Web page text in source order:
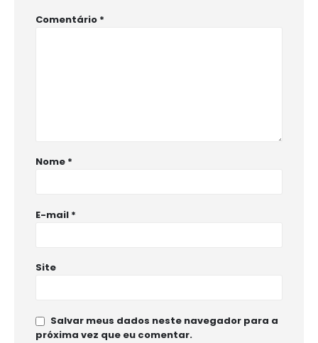
Comentário *
Nome *
E-mail *
Site
Salvar meus dados neste navegador para a
próxima vez que eu comentar.